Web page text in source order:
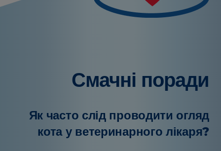
Смачні поради
Як часто слід проводити огляд
кота у ветеринарного лікаря?